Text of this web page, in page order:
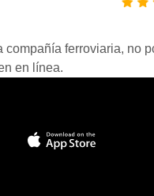
ferroviaria, no
en línea.